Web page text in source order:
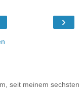
›
seit meinem sechsten